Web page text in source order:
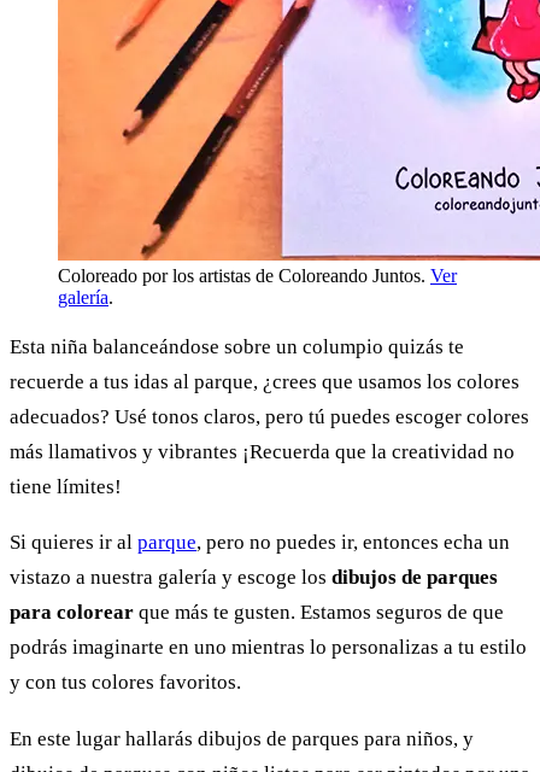
Coloreado por los artistas de Coloreando Juntos. Ver
galería.
Esta niña balanceándose sobre un columpio quizás te
recuerde a tus idas al parque, ¿crees que usamos los colores
adecuados? Usé tonos claros, pero tú puedes escoger colores
más llamativos y vibrantes ¡Recuerda que la creatividad no
tiene límites!
Si quieres ir al parque, pero no puedes ir, entonces echa un
vistazo a nuestra galería y escoge los dibujos de parques
para colorear que más te gusten. Estamos seguros de que
podrás imaginarte en uno mientras lo personalizas a tu estilo
y con tus colores favoritos.
En este lugar hallarás dibujos de parques para niños, y